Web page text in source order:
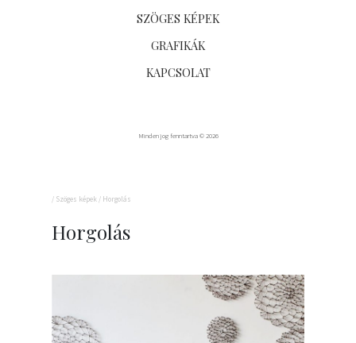
SZÖGES KÉPEK
GRAFIKÁK
KAPCSOLAT
Minden jog fenntartva © 2026
/ Szöges képek / Horgolás
Horgolás